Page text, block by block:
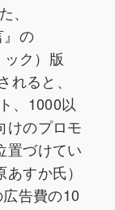
』の
ク）版
ると、
、1000以
けのプロモ
置づけてい
すか氏）
告費の10